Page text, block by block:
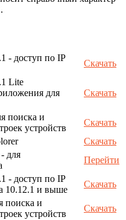
- доступ по IP
Скачать
Lite
для
Скачать
поиска и
устройств
Скачать
Скачать
для
Перейти
- доступ по IP
10.12.1 и выше
Скачать
поиска и
устройств
Скачать